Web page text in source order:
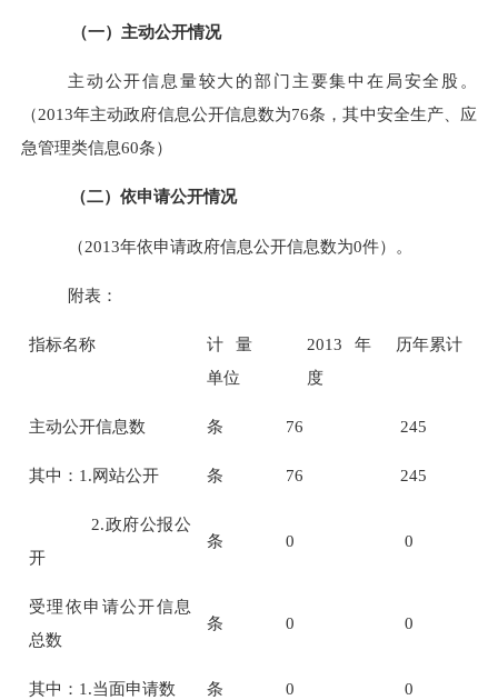
（一）主动公开情况
主动公开信息量较大的部门主要集中在局安全股。
（2013年主动政府信息公开信息数为76条，其中安全生产、应
急管理类信息60条）
（二）依申请公开情况
（2013年依申请政府信息公开信息数为0件）。
附表 ：
指标名称
计量
单位
2013 年
度
历年累计
主动公开信息数 条 76 245
其中： 1.网站公开 条 76 245
2.政府公报公
开
条 0 0
受理依申请公开信息
总数
条 0 0
其中： 1.当面申请数 条 0 0